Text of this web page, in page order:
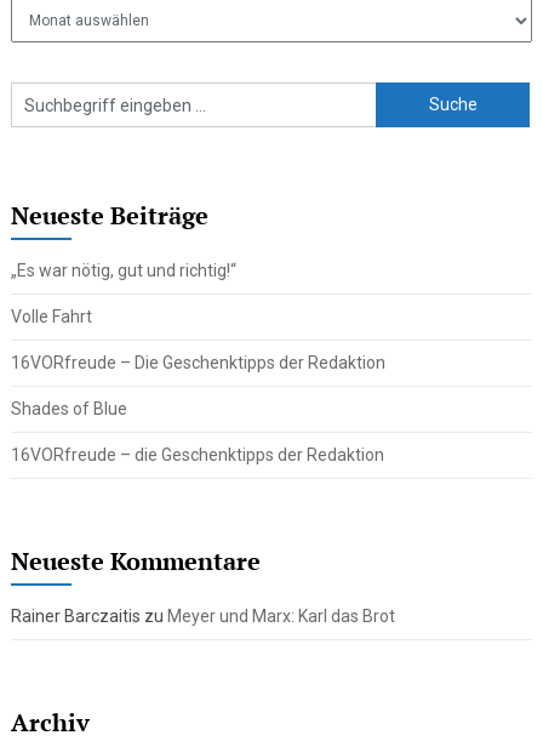
Ältere
Neueste Beiträge
„Es war nötig, gut und richtig!“
Volle Fahrt
16VORfreude – Die Geschenktipps der Redaktion
Shades of Blue
16VORfreude – die Geschenktipps der Redaktion
Neueste Kommentare
Rainer Barczaitis zu Meyer und Marx: Karl das Brot
Archiv